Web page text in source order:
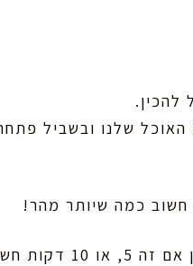
להכין.
שלנו ובשביל
חשוב כמה שיותר מהר!
חשוב להבין, שגם אנחנו מחפשים מתכון קל להכנה בין אם זה